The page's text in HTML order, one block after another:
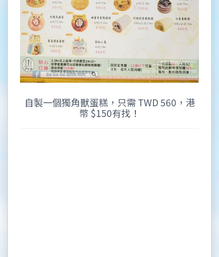
自製一個獨角獸蛋糕，只需 TWD 560，港
幣 $150有找！